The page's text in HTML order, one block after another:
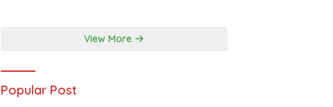
View More
Popular Post